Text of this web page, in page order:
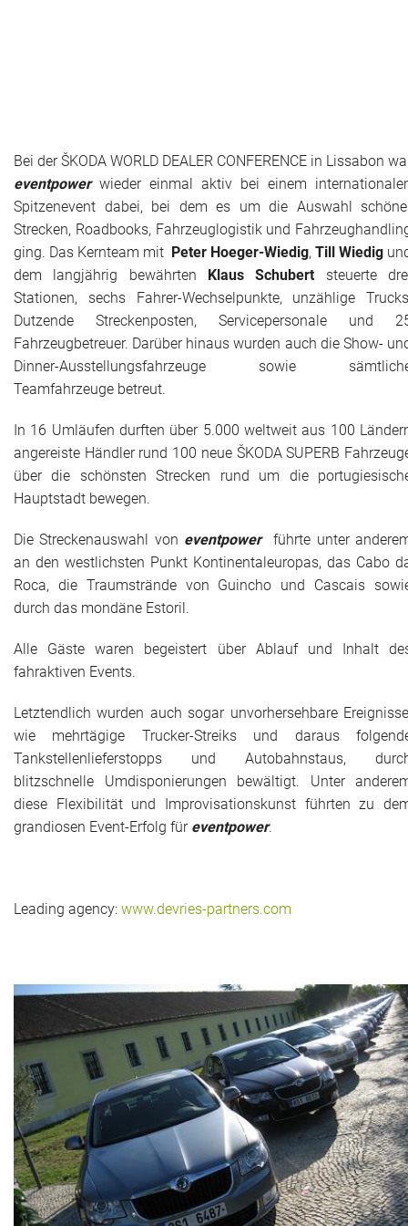
Peter's "on-the-road" Tipps
Sprüche
Ganz speziell
Impressum
Bei der ŠKODA WORLD DEALER CONFERENCE in Lissabon
eventpower wieder einmal aktiv bei einem
Spitzenevent dabei, bei dem es um die Auswahl
Strecken, Roadbooks, Fahrzeuglogistik und
ging. Das Kernteam mit Peter Hoeger-Wiedig, Till Wiedig
dem langjährig bewährten KlausSchubert steuerte
Stationen, sechs Fahrer-Wechselpunkte, unzählige
Dutzende Streckenposten, Servicepersonale und
Fahrzeugbetreuer. Darüber hinaus wurden auch die Show-
Dinner-Ausstellungsfahrzeuge sowie
Teamfahrzeuge betreut.
In 16 Umläufen durften über 5.000 weltweit aus 100
angereiste Händler rund 100 neue ŠKODA SUPERB
über die schönsten Strecken rund um die
Hauptstadt bewegen.
Die Streckenauswahl von eventpower führte unter
an den westlichsten Punkt Kontinentaleuropas, das Cabo
Roca, die Traumstrände von Guincho und Cascais
durch das mondäne Estoril.
Alle Gäste waren begeistert über Ablauf und Inhalt
fahraktiven Events.
Letztendlich wurden auch sogar unvorhersehbare
wie mehrtägige Trucker-Streiks und daraus
Tankstellenlieferstopps und Autobahnstaus,
blitzschnelle Umdisponierungen bewältigt. Unter
diese Flexibilität und Improvisationskunst führten zu
grandiosen Event-Erfolg für eventpower.
Leading agency: www.devries-partners.com